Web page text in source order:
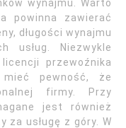
wynajmu. Warto
powinna zawierać
długości wynajmu
usług. Niezwykle
przewoźnika
pewność, że
firmy. Przy
jest również
za usługę z góry. W